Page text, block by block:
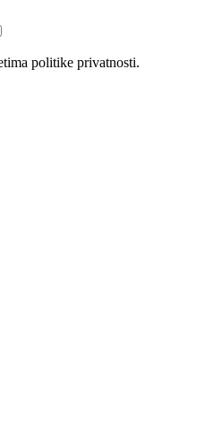
politike privatnosti.